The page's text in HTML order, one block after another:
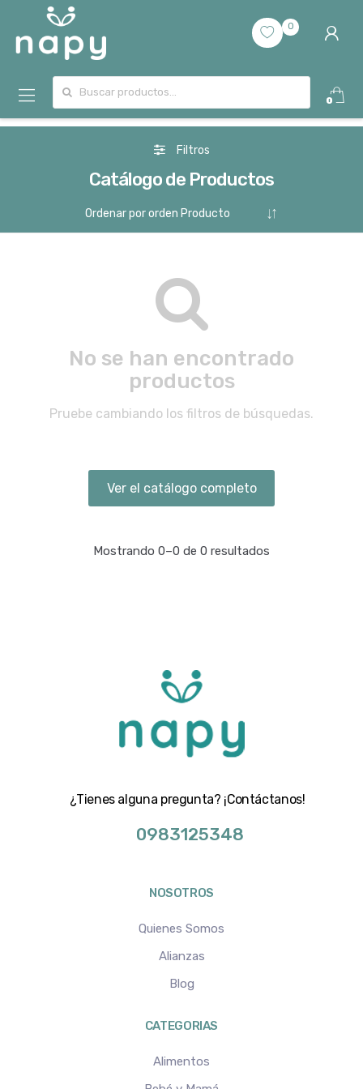
0
0
Filtros
Catálogo de Productos
No se han encontrado
productos
Pruebe cambiando los filtros de búsquedas.
Ver el catálogo completo
Mostrando 0–0 de 0 resultados
¿Tienes alguna pregunta? ¡Contáctanos!
0983125348
NOSOTROS
Quienes Somos
Alianzas
Blog
CATEGORIAS
Alimentos